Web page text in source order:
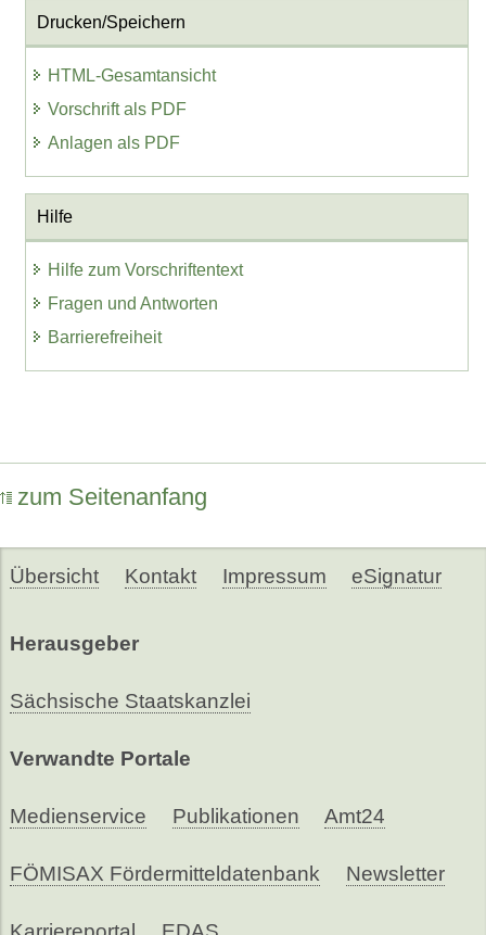
Drucken/Speichern
HTML-Gesamtansicht
Vorschrift als PDF
Anlagen als PDF
Hilfe
Hilfe zum Vorschriftentext
Fragen und Antworten
Barrierefreiheit
zum Seitenanfang
Übersicht Kontakt Impressum eSignatur
Herausgeber
Sächsische Staatskanzlei
Verwandte Portale
Medienservice Publikationen Amt24
FÖMISAX Fördermitteldatenbank Newsletter